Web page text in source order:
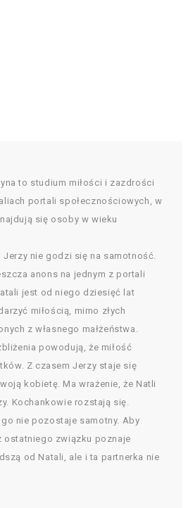
to studium miłości i zazdrości
portali społecznościowych, w
się osoby w wieku
nie godzi się na samotność.
anons na jednym z portali
jest od niego dziesięć lat
miłością, mimo złych
z własnego małżeństwa.
powodują, że miłość
Z czasem Jerzy staje się
kobietę. Ma wrażenie, że Natli
Kochankowie rozstają się.
nie pozostaje samotny. Aby
ostatniego związku poznaje
od Natali, ale i ta partnerka nie